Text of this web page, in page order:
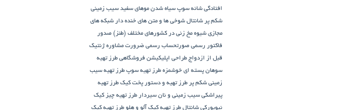
افتادگی شانه سوپ سیاه شدن موهای سفید سیب زمینی
شکم پر شانتال شوخی ها و متن های خنده دار شبکه های
مجازی شیوه مخ زنی در کشورهای مختلف (طنز) صدور
فاکتور رسمی صورتحساب رسمی ضرورت مشاوره ژنتیک
قبل از ازدواج طراحی اپلیکیشن فروشگاهی طرز تهیه
سوهان پسته ای خوشمزه طرز تهیه سوپ طرز تهیه سیب
زمینی شکم پر طرز تهیه و دستور پخت کیک طرز تهیه
پیراشكی سيب زمينی و نان سیردار طرز تهیه چیز کیک
نیویورکی شانتال طرز تهیه کیک آلو و هلو طرز تهیه کیک